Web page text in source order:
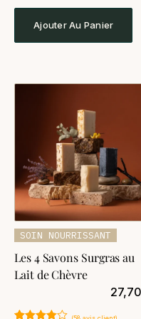
basé sur
notations
clientAjouter Au Panier
SOIN NOURRISSANT
Les 4 Savons Surgras au
Lait de Chèvre
27,70